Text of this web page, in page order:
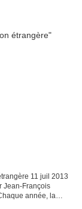
11 juil 2013
Jean-François
année, la